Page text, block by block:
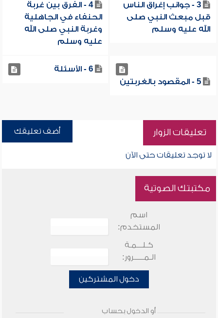
3 - جوانب إغراق الناس
قبل مبعث النبي صلى
الله عليه وسلم
4 - الفرق بين غربة
الحنفاء في الجاهلية
وغربة النبي صلى الله
عليه وسلم
5 - المقصود بالغربتين
6 - الأسئلة
تعليقات الزوار أضف تعليقك
لا توجد تعليقات حتى الآن
مكتبتك الصوتية
اسم
المستخدم:
كـلـــمـة
الـمـــــرور:
دخول المشتركين
أو الدخول بحساب